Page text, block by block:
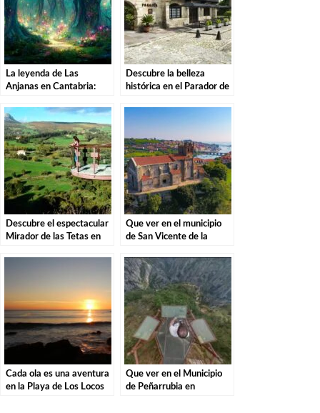
La leyenda de Las
Anjanas en Cantabria:
estas misteriosas
criaturas
Descubre la belleza
histórica en el Parador de
destino perfecto para tu
escapada
Descubre el espectacular
Mirador de las Tetas en
Que ver en el municipio
de San Vicente de la
Cada ola es una aventura
en la Playa de Los Locos
Que ver en el Municipio
de Peñarrubia en